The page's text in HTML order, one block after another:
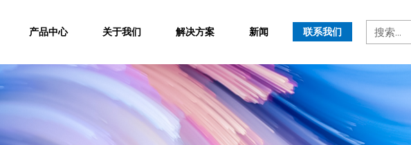
产品中心 关于我们 解决方案 新闻 联系我们